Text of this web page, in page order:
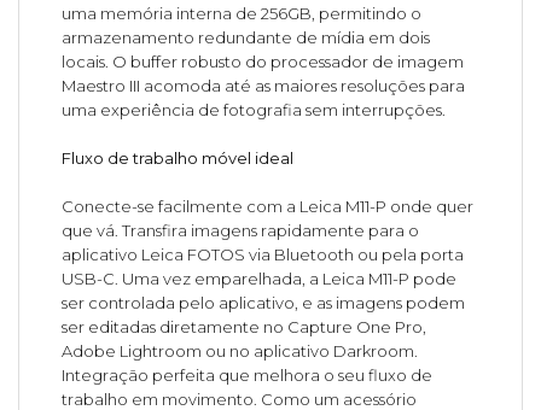
uma memória interna de 256GB, permitindo o
armazenamento redundante de mídia em dois
locais. O buffer robusto do processador de imagem
Maestro III acomoda até as maiores resoluções para
uma experiência de fotografia sem interrupções.
Fluxo de trabalho móvel ideal
Conecte-se facilmente com a Leica M11-P onde quer
que vá. Transfira imagens rapidamente para o
aplicativo Leica FOTOS via Bluetooth ou pela porta
USB-C. Uma vez emparelhada, a Leica M11-P pode
ser controlada pelo aplicativo, e as imagens podem
ser editadas diretamente no Capture One Pro,
Adobe Lightroom ou no aplicativo Darkroom.
Integração perfeita que melhora o seu fluxo de
trabalho em movimento. Como um acessório